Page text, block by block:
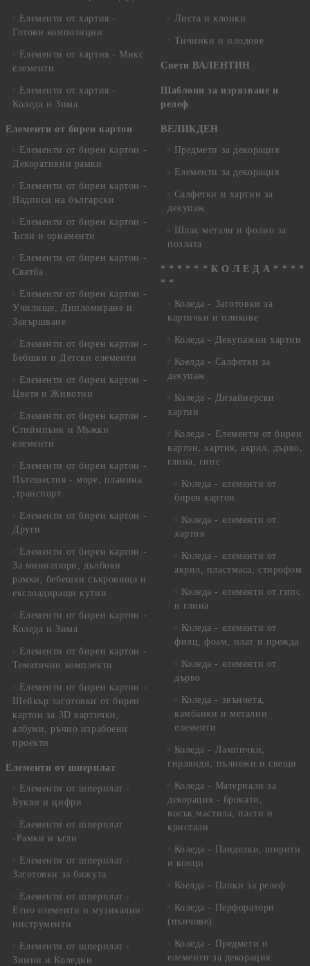
Елементи от хартия -
Готови композиции
Елементи от хартия - Микс
елементи
Елементи от хартия -
Коледа и Зима
Елементи от бирен картон
Елементи от бирен картон -
Декоративни рамки
Елементи от бирен картон -
Надписи на български
Елементи от бирен картон -
Ъгли и орнаменти
Елементи от бирен картон -
Сватба
Елементи от бирен картон -
Училище, Дипломиране и
Завършване
Елементи от бирен картон -
Бебшки и Детски елементи
Елементи от бирен картон -
Цветя и Животни
Елементи от бирен картон -
Стиймпънк и Мъжки
елементи
Елементи от бирен картон -
Пътешестия - море, планина
,транспорт
Елементи от бирен картон -
Други
Елементи от бирен картон -
За миниатюри, дълбоки
рамки, бебешки съкровища и
екслоадиращи кутии
Елементи от бирен картон -
Коледа и Зима
Елементи от бирен картон -
Тематични комплекти
Елементи от бирен картон -
Шейкър заготовки от бирен
картон за 3D картички,
албуми, ръчно израбоени
проекти
Елементи от шперплат
Елементи от шперплат -
Букви и цифри
Елементи от шперплат
-Рамки и ъгли
Елементи от шперплат -
Заготовки за бижута
Елементи от шперплат -
Етно елементи и музикални
инструменти
Елементи от шперплат -
Зимни и Коледни
Листа и клонки
Тичинки и плодове
Свети ВАЛЕНТИН
Шаблони за изрязване и
релеф
ВЕЛИКДЕН
Предмети за декорация
Елементи за декорация
Салфетки и хартии за
декупаж
Шлак метали и фолио за
позлата
* * * * * * К О Л Е Д А * * * *
* *
Коледа - Заготовки за
картички и пликове
Коледа - Декупажни хартии
Коелда - Салфетки за
декупаж
Коледа - Дизайнерски
хартии
Коледа - Eлементи от бирен
картон, хартия, акрил, дърво,
глина, гипс
Коледа - елементи от
бирен картон
Коледа - елементи от
хартия
Коледа - елементи от
акрил, пластмаса, стирофом
Коледа - елементи от гипс
и глина
Коледа - елементи от
филц, фоам, плат и прежда
Коледа - елементи от
дърво
Коледа - звънчета,
камбанки и метални
елементи
Коледа - Лампички,
гирлянди, пълнежи и свещи
Коледа - Материали за
декорация - брокати,
восък,мастила, пасти и
кристали
Коледа - Панделки, ширити
и конци
Коелда - Папки за релеф
Коледа - Перфоратори
(пънчове)
Коледа - Предмети и
елементи за декорация